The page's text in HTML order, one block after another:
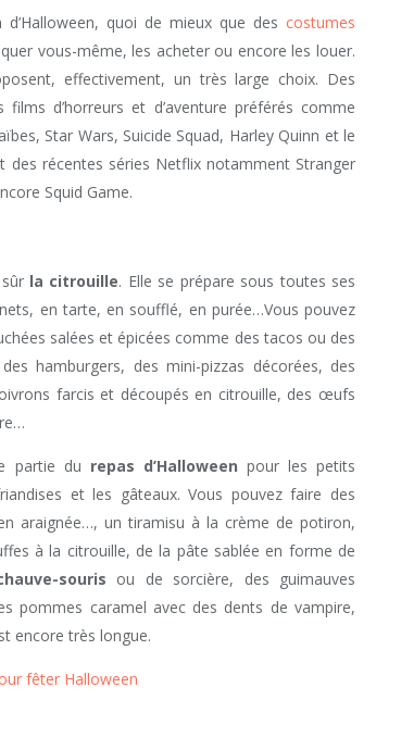
quoi de mieux que des costumes
vous-même, les acheter ou encore les louer.
effectivement, un très large choix. Des
d’horreurs et d’aventure préférés comme
Star Wars, Suicide Squad, Harley Quinn et le
des récentes séries Netflix notamment Stranger
Squid Game.
la citrouille. Elle se prépare sous toutes ses
en tarte, en soufflé, en purée…Vous pouvez
salées et épicées comme des tacos ou des
hamburgers, des mini-pizzas décorées, des
farcis et découpés en citrouille, des œufs
partie du repas d’Halloween pour les petits
et les gâteaux. Vous pouvez faire des
araignée…, un tiramisu à la crème de potiron,
à la citrouille, de la pâte sablée en forme de
souris ou de sorcière, des guimauves
pommes caramel avec des dents de vampire,
encore très longue.
fêter Halloween